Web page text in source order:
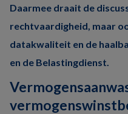
Daarmee draait de
rechtvaardigheid, maar
datakwaliteit en de
en de Belastingdienst.